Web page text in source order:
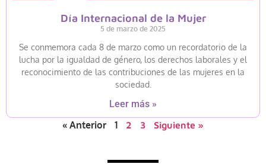
Día Internacional de la Mujer
5 de marzo de 2025
Se conmemora cada 8 de marzo como un recordatorio de la
lucha por la igualdad de género, los derechos laborales y el
reconocimiento de las contribuciones de las mujeres en la
sociedad.
Leer más »
« Anterior 1 2 3 Siguiente »